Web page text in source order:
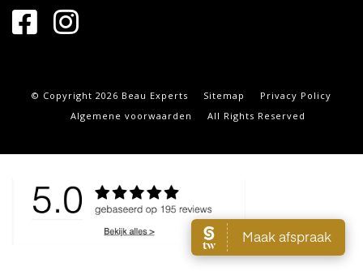
© Copyright 2026 Beau Experts Sitemap
Privacy Policy
Algemene voorwaarden
All Rights Reserved